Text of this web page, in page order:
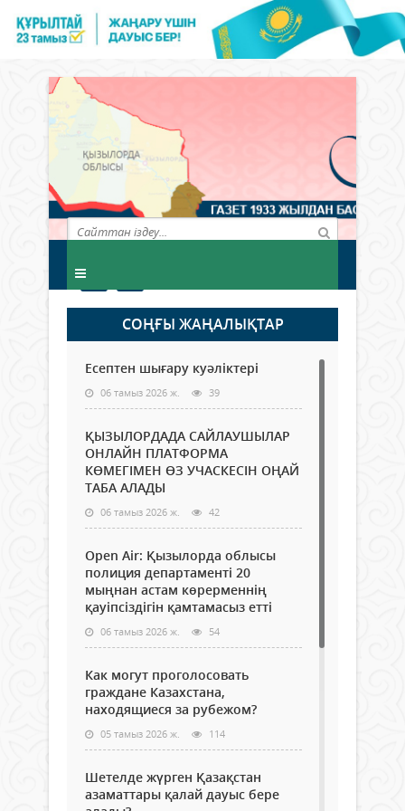
СОҢҒЫ ЖАҢАЛЫҚТАР
Есептен шығару куәліктері
06 тамыз 2026 ж. 39
ҚЫЗЫЛОРДАДА САЙЛАУШЫЛАР
ОНЛАЙН ПЛАТФОРМА
КӨМЕГІМЕН ӨЗ УЧАСКЕСІН ОҢАЙ
ТАБА АЛАДЫ
06 тамыз 2026 ж. 42
Open Air: Қызылорда облысы
полиция департаменті 20
мыңнан астам көрерменнің
қауіпсіздігін қамтамасыз етті
06 тамыз 2026 ж. 54
Как могут проголосовать
граждане Казахстана,
находящиеся за рубежом?
05 тамыз 2026 ж. 114
Шетелде жүрген Қазақстан
азаматтары қалай дауыс бере